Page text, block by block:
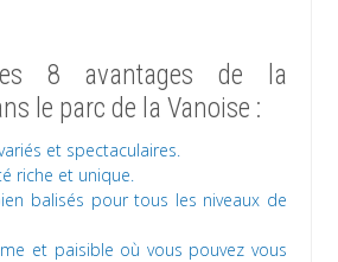
les 8 avantages de la
le parc de la Vanoise :
et spectaculaires.
riche et unique.
balisés pour tous les niveaux de
et paisible où vous pouvez vous